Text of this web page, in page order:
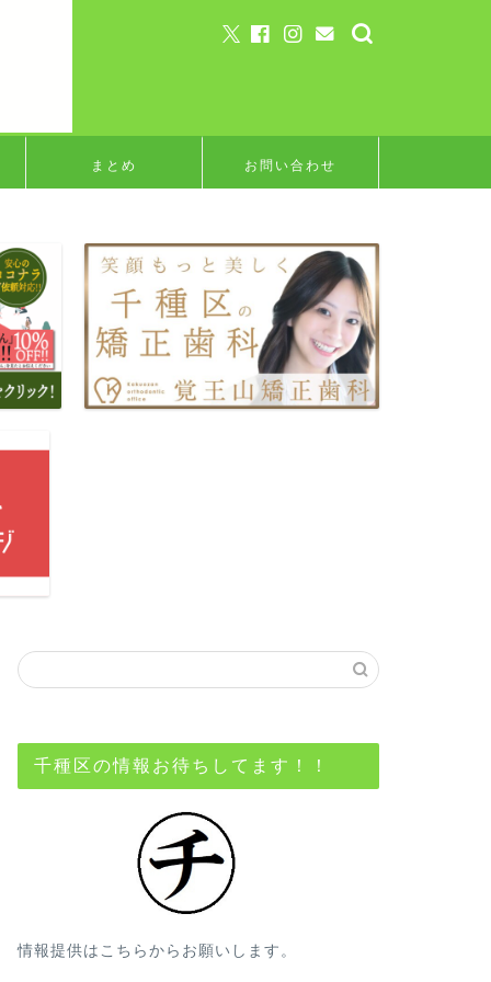
まとめ お問い合わせ
千種区の情報お待ちしてます！！
情報提供はこちらからお願いします。